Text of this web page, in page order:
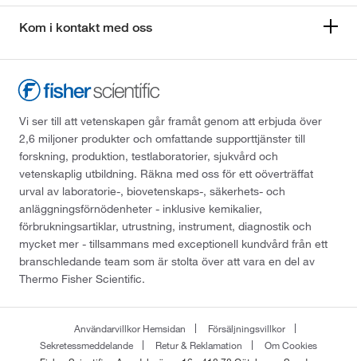
Kom i kontakt med oss
Vi ser till att vetenskapen går framåt genom att erbjuda över
2,6 miljoner produkter och omfattande supporttjänster till
forskning, produktion, testlaboratorier, sjukvård och
vetenskaplig utbildning. Räkna med oss för ett oöverträffat
urval av laboratorie-, biovetenskaps-, säkerhets- och
anläggningsförnödenheter - inklusive kemikalier,
förbrukningsartiklar, utrustning, instrument, diagnostik och
mycket mer - tillsammans med exceptionell kundvård från ett
branschledande team som är stolta över att vara en del av
Thermo Fisher Scientific.
Användarvillkor Hemsidan
Försäljningsvillkor
Sekretessmeddelande
Retur & Reklamation
Om Cookies